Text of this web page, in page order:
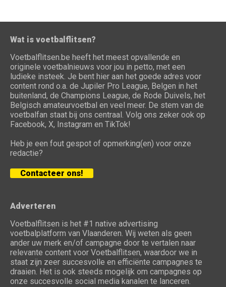
Wat is voetbalflitsen?
Voetbalflitsen.be heeft het meest opvallende en
originele voetbalnieuws voor jou in petto, met een
ludieke insteek. Je bent hier aan het goede adres voor
content rond o.a. de Jupiler Pro League, Belgen in het
buitenland, de Champions League, de Rode Duivels, het
Belgisch amateurvoetbal en veel meer. De stem van de
voetbalfan staat bij ons centraal. Volg ons zeker ook op
Facebook, X, Instagram en TikTok!
Heb je een fout gespot of opmerking(en) voor onze
redactie?
Contacteer ons!
Adverteren
Voetbalflitsen is het #1 native advertising
voetbalplatform van Vlaanderen. Wij weten als geen
ander uw merk en/of campagne door te vertalen naar
relevante content voor Voetbalflitsen, waardoor we in
staat zijn zeer succesvolle en efficiënte campagnes te
draaien. Het is ook steeds mogelijk om campagnes op
onze succesvolle social media kanalen te lanceren.